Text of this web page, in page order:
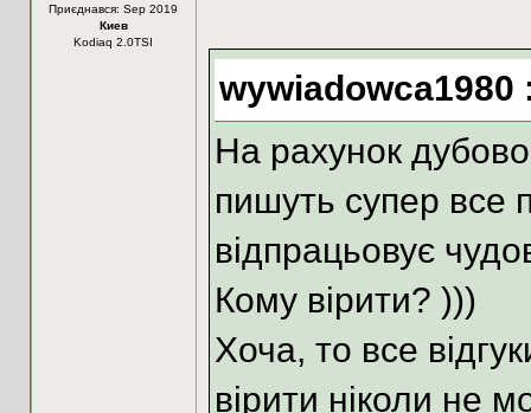
Приєднався: Sep 2019
Киев
Kodiaq 2.0TSI
wywiadowca1980
На рахунок
пишуть супер все
відпрацьовує
Кому вірити? )))
Хоча, то все
вірити ніколи не